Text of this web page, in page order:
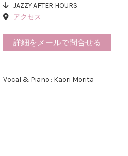
JAZZY AFTER HOURS
アクセス
詳細をメールで問合せる
Vocal & Piano : Kaori Morita